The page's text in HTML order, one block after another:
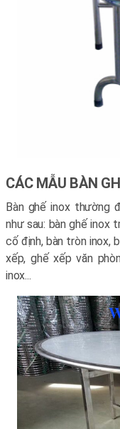
CÁC MẪU BÀN
Bàn ghế inox thường
như sau: bàn ghế inox
cố định, bàn tròn inox,
xếp, ghế xếp văn
inox...